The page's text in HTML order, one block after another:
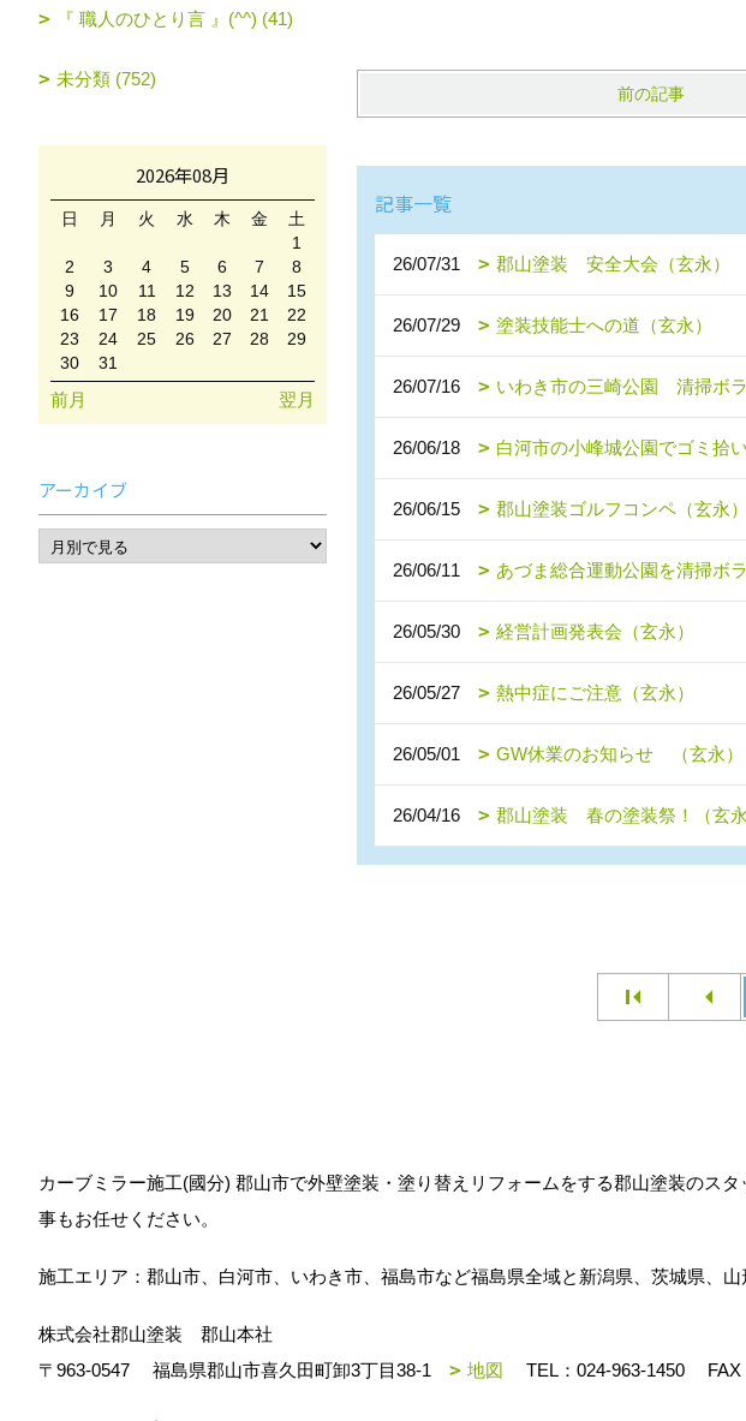
前の記事
記事一覧
26/07/31 郡山塗装 安全大会（玄永）
26/07/29 塗装技能士への道（玄永）
26/07/16 いわき市の三崎公園 清掃ボラ
26/06/18 白河市の小峰城公園でゴミ拾
26/06/15 郡山塗装ゴルフコンペ（玄永）
26/06/11 あづま総合運動公園を清掃ボ
26/05/30 経営計画発表会（玄永）
26/05/27 熱中症にご注意（玄永）
26/05/01 GW休業のお知らせ （玄永）
26/04/16 郡山塗装 春の塗装祭！（玄永
『 職人のひとり言 』(^^) (41)
未分類 (752)
2026年08月
日 月 火 水 木 金
土
1
2
3 4 5 6 7
8
9
10 11 12 13 14
15
16
17 18 19 20 21
22
23
24 25 26 27 28
29
30
31
前月 翌月
アーカイブ
カーブミラー施工(國分) 郡山市で外壁塗装・塗り替えリフォームをする郡山塗装のス
事もお任せください。
施工エリア：郡山市、白河市、いわき市、福島市など福島県全域と新潟県、茨城県、
株式会社郡山塗装 郡山本社
〒963-0547
福島県郡山市喜久田町卸3丁目38-1 地図 TEL： 024-963-1450 FAX